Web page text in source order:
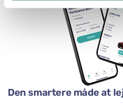
Den smartere måde at